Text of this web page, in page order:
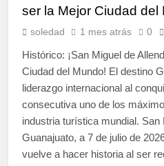
ser la Mejor Ciudad del
soledad 1 mes atrás 0
Histórico: ¡San Miguel de
Ciudad del Mundo! El destino
liderazgo internacional al
consecutiva uno de los
industria turística mundial. San
Guanajuato, a 7 de julio de
vuelve a hacer historia al ser